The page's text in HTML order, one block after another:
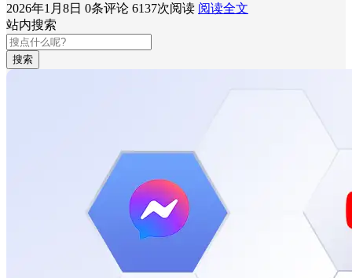
2026年1月8日 0条评论 6137次阅读 阅读全文
站内搜索
搜索